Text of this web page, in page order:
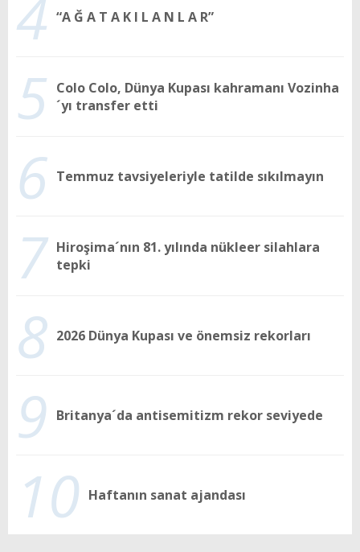
4 “A Ğ A T A K I L A N L A R”
5 Colo Colo, Dünya Kupası kahramanı Vozinha
´yı transfer etti
6 Temmuz tavsiyeleriyle tatilde sıkılmayın
7 Hiroşima´nın 81. yılında nükleer silahlara
tepki
8 2026 Dünya Kupası ve önemsiz rekorları
9 Britanya´da antisemitizm rekor seviyede
10 Haftanın sanat ajandası